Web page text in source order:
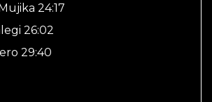
24:17
26:02
29:40